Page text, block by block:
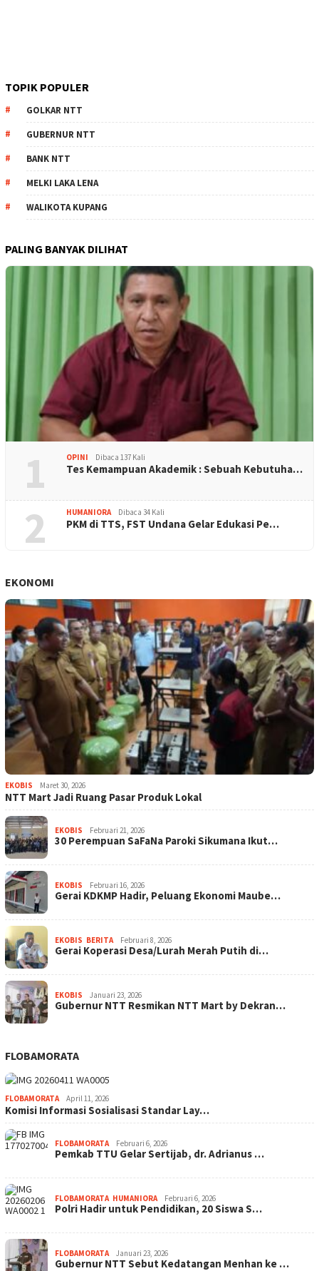
TOPIK POPULER
GOLKAR NTT
GUBERNUR NTT
BANK NTT
MELKI LAKA LENA
WALIKOTA KUPANG
PALING BANYAK DILIHAT
1 OPINI Dibaca 137 Kali
Tes Kemampuan Akademik : Sebuah Kebutuha…
2 HUMANIORA Dibaca 34 Kali
PKM di TTS, FST Undana Gelar Edukasi Pe…
EKONOMI
EKOBIS Maret 30, 2026
NTT Mart Jadi Ruang Pasar Produk Lokal
EKOBIS Februari 21, 2026
30 Perempuan SaFaNa Paroki Sikumana Ikut…
EKOBIS Februari 16, 2026
Gerai KDKMP Hadir, Peluang Ekonomi Maube…
EKOBIS BERITA Februari 8, 2026
Gerai Koperasi Desa/Lurah Merah Putih di…
EKOBIS Januari 23, 2026
Gubernur NTT Resmikan NTT Mart by Dekran…
FLOBAMORATA
FLOBAMORATA April 11, 2026
Komisi Informasi Sosialisasi Standar Lay…
FLOBAMORATA Februari 6, 2026
Pemkab TTU Gelar Sertijab, dr. Adrianus …
FLOBAMORATA, HUMANIORA Februari 6, 2026
Polri Hadir untuk Pendidikan, 20 Siswa S…
FLOBAMORATA Januari 23, 2026
Gubernur NTT Sebut Kedatangan Menhan ke …